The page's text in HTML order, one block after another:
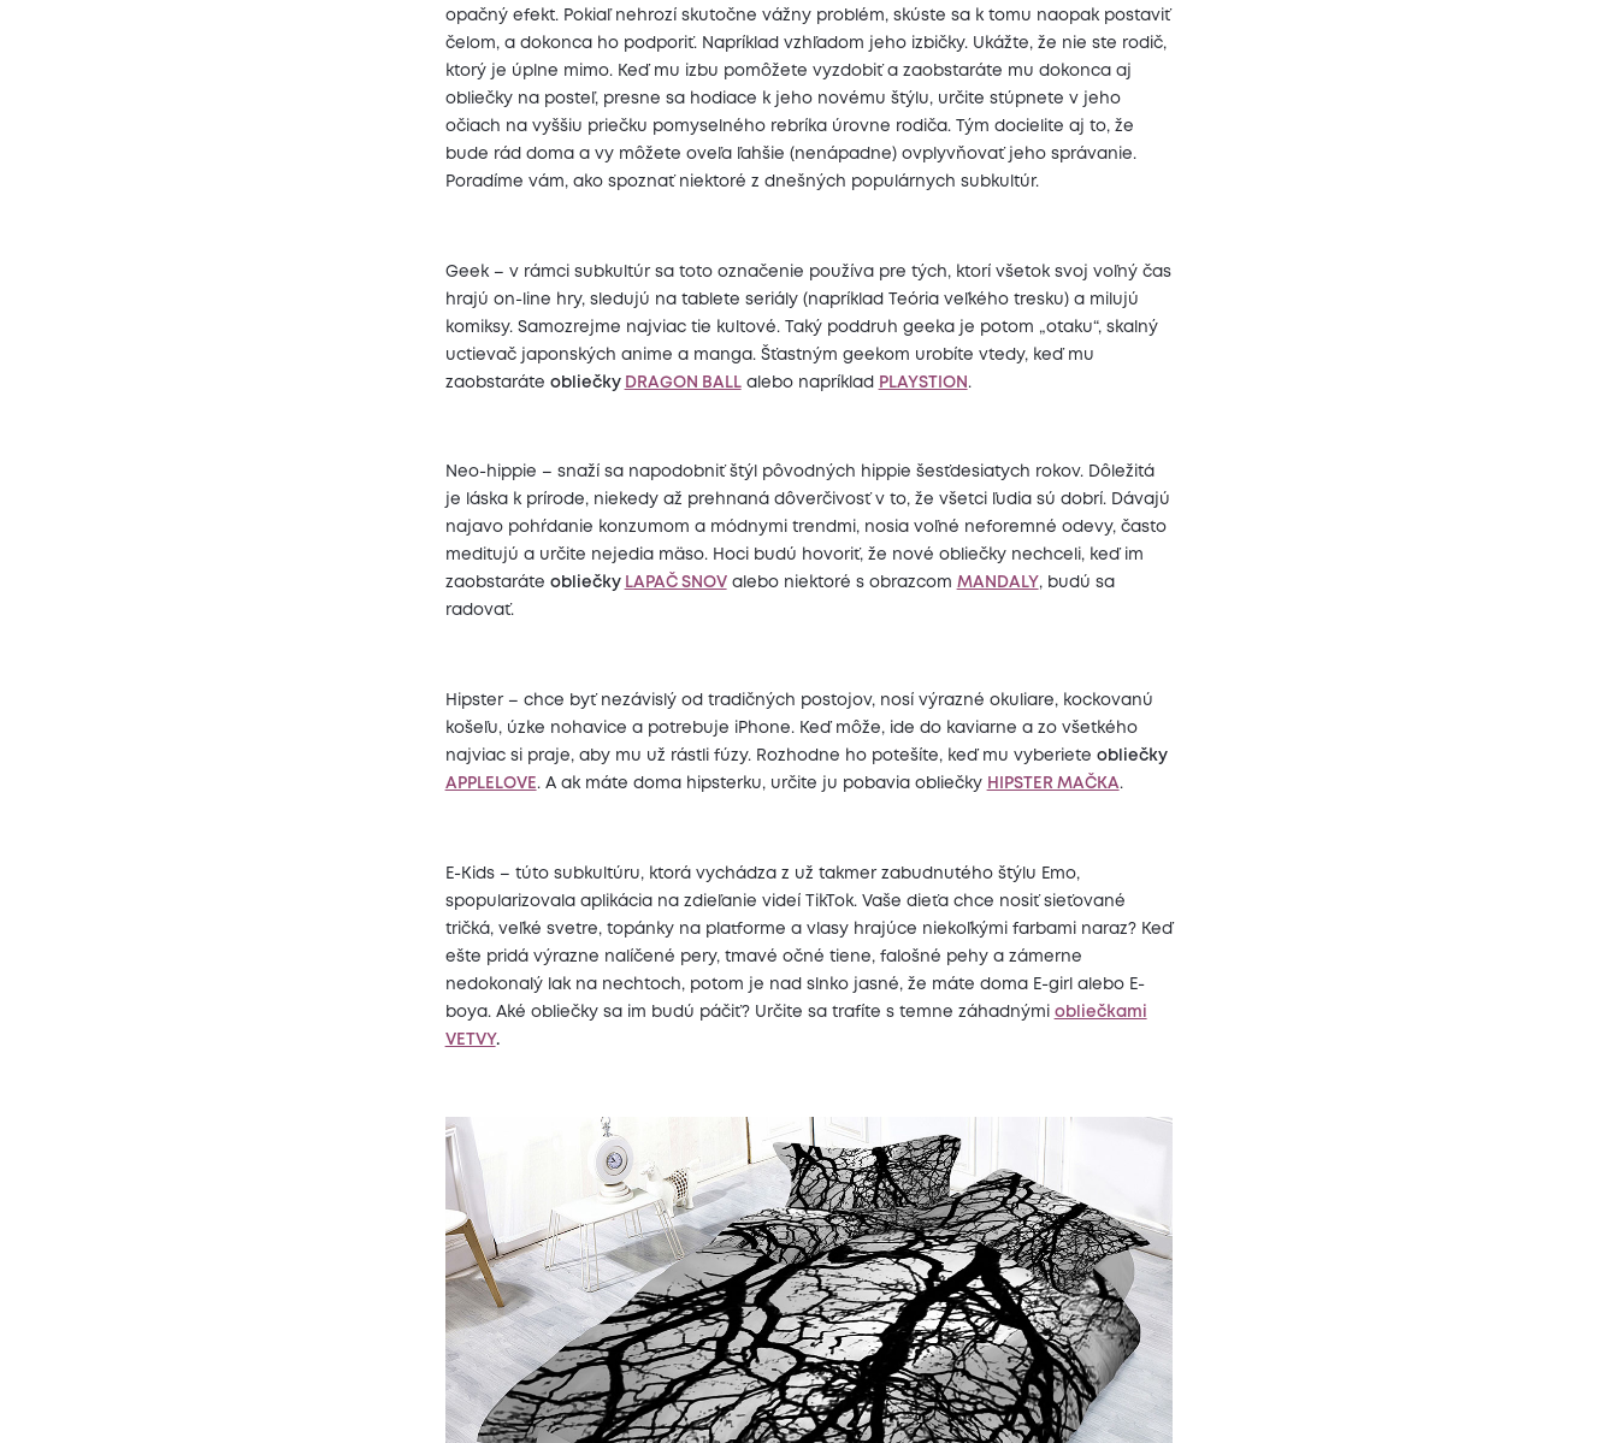
opačný efekt. Pokiaľ nehrozí skutočne vážny problém, skúste sa k tomu naopak postaviť
čelom, a dokonca ho podporiť. Napríklad vzhľadom jeho izbičky. Ukážte, že nie ste rodič,
ktorý je úplne mimo. Keď mu izbu pomôžete vyzdobiť a zaobstaráte mu dokonca aj
obliečky na posteľ, presne sa hodiace k jeho novému štýlu, určite stúpnete v jeho
očiach na vyššiu priečku pomyselného rebríka úrovne rodiča. Tým docielite aj to, že
bude rád doma a vy môžete oveľa ľahšie (nenápadne) ovplyvňovať jeho správanie.
Poradíme vám, ako spoznať niektoré z dnešných populárnych subkultúr.
Geek – v rámci subkultúr sa toto označenie používa pre tých, ktorí všetok svoj voľný čas
hrajú on-line hry, sledujú na tablete seriály (napríklad Teória veľkého tresku) a milujú
komiksy. Samozrejme najviac tie kultové. Taký poddruh geeka je potom „otaku“, skalný
uctievač japonských anime a manga. Šťastným geekom urobíte vtedy, keď mu
zaobstaráte obliečky DRAGON BALLalebo napríklad PLAYSTION .
Neo-hippie – snaží sa napodobniť štýl pôvodných hippie šesťdesiatych rokov. Dôležitá
je láska k prírode, niekedy až prehnaná dôverčivosť v to, že všetci ľudia sú dobrí. Dávajú
najavo pohŕdanie konzumom a módnymi trendmi, nosia voľné neforemné odevy, často
meditujú a určite nejedia mäso. Hoci budú hovoriť, že nové obliečky nechceli, keď im
zaobstaráte obliečky LAPAČ SNOValebo niektoré s obrazcom MANDALY, budú sa
radovať.
Hipster – chce byť nezávislý od tradičných postojov, nosí výrazné okuliare, kockovanú
košeľu, úzke nohavice a potrebuje iPhone. Keď môže, ide do kaviarne a zo všetkého
najviac si praje, aby mu už rástli fúzy. Rozhodne ho potešíte, keď mu vyberiete obliečky
APPLELOVE. A ak máte doma hipsterku, určite ju pobavia obliečky HIPSTER MAČKA.
E-Kids – túto subkultúru, ktorá vychádza z už takmer zabudnutého štýlu Emo,
spopularizovala aplikácia na zdieľanie videí TikTok. Vaše dieťa chce nosiť sieťované
tričká, veľké svetre, topánky na platforme a vlasy hrajúce niekoľkými farbami naraz? Keď
ešte pridá výrazne nalíčené pery, tmavé očné tiene, falošné pehy a zámerne
nedokonalý lak na nechtoch, potom je nad slnko jasné, že máte doma E-girl alebo E-
boya. Aké obliečky sa im budú páčiť? Určite sa trafíte s temne záhadnými obliečkami
VETVY.